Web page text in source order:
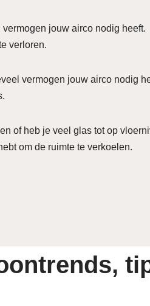
jouw airco nodig heeft.
verloren.
vermogen jouw airco nodig
of heb je veel glas tot op
om de ruimte te verkoelen.